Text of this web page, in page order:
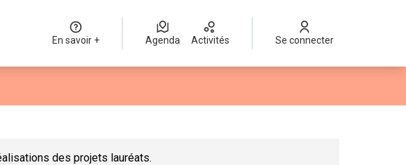
En savoir + Agenda Activités Se connecter
des projets lauréats.